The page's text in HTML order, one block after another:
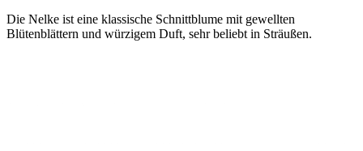
Die Nelke ist eine klassische Schnittblume mit gewellten
Blütenblättern und würzigem Duft, sehr beliebt in Sträußen.